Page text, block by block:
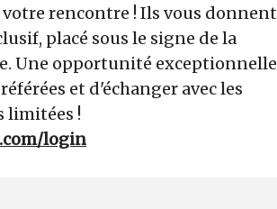
rencontre ! Ils vous donnent
placé sous le signe de la
Une opportunité exceptionnelle
et d'échanger avec les
limitées !
login